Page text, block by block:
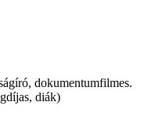
dokumentumfilmes.
diák)